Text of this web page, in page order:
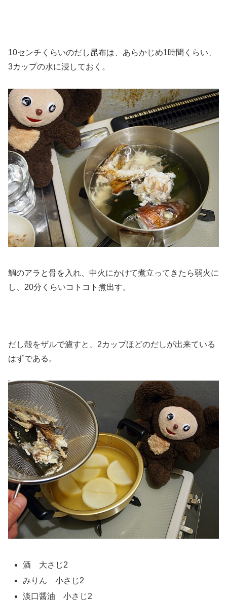
10センチくらいのだし昆布は、あらかじめ1時間くらい、
3カップの水に浸しておく。
鯛のアラと骨を入れ、中火にかけて煮立ってきたら弱火に
し、20分くらいコトコト煮出す。
だし殻をザルで濾すと、2カップほどのだしが出来ている
はずである。
酒 大さじ2
みりん 小さじ2
淡口醤油 小さじ2